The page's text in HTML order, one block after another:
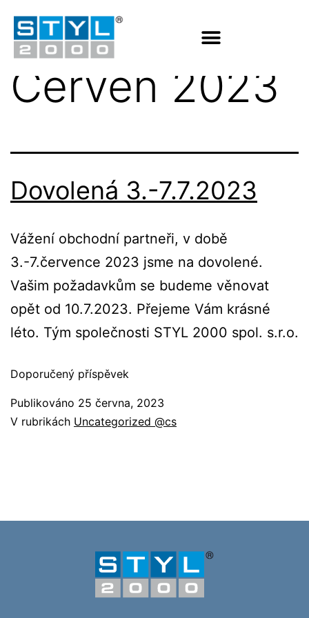
Měsíc:
Červen 2023
Dovolená 3.-7.7.2023
Vážení obchodní partneři, v době
3.-7.července 2023 jsme na dovolené.
Vašim požadavkům se budeme věnovat
opět od 10.7.2023. Přejeme Vám krásné
léto. Tým společnosti STYL 2000 spol. s.r.o.
Doporučený příspěvek
Publikováno 25 června, 2023
V rubrikách Uncategorized @cs